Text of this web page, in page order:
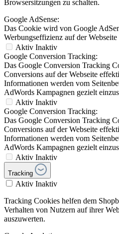
Browsersitzungen zu schalten.
Google AdSense:
Das Cookie wird von Google
Werbungseffizienz auf der
Aktiv Inaktiv
Google Conversion Tracking:
Das Google Conversion Tracking
Conversions auf der Webseite
Informationen werden vom
AdWords Kampagnen gezielt
Aktiv Inaktiv
Google Conversion Tracking:
Das Google Conversion Tracking
Conversions auf der Webseite
Informationen werden vom
AdWords Kampagnen gezielt
Aktiv Inaktiv
Tracking
Aktiv Inaktiv
Tracking Cookies helfen dem
Verhalten von Nutzern auf ihrer
auszuwerten.